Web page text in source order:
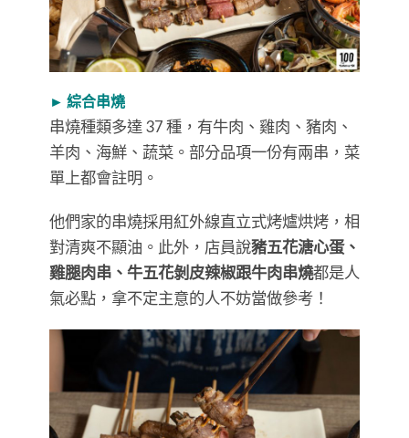
► 綜合串燒
串燒種類多達 37 種，有牛肉、雞肉、豬肉、
羊肉、海鮮、蔬菜。部分品項一份有兩串，菜
單上都會註明。
他們家的串燒採用紅外線直立式烤爐烘烤，相
對清爽不顯油。此外，店員說豬五花溏心蛋、
雞腿肉串、牛五花剝皮辣椒跟牛肉串燒都是人
氣必點，拿不定主意的人不妨當做參考！